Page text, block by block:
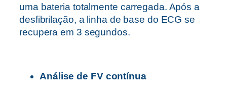
uma bateria totalmente carregada. Após a
desfibrilação, a linha de base do ECG se
recupera em 3 segundos.
Análise de FV contínua